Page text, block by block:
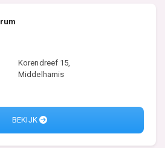
Korendreef 15,
Middelharnis
BEKIJK